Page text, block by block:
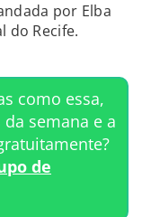
por Elba
do Recife.
como essa,
semana e a
de